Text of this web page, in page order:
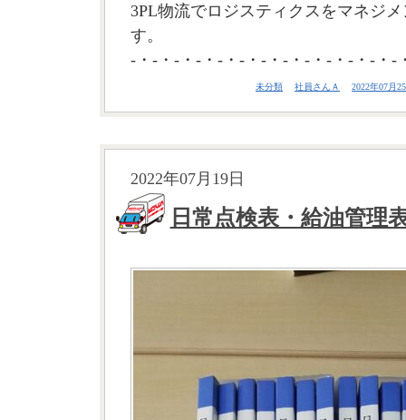
3PL物流でロジスティクスをマネジ
す。
-・-・-・-・-・-・-・-・-・-・-・-・-
未分類 社員さんＡ 2022年07月
2022年07月19日
日常点検表・給油管理